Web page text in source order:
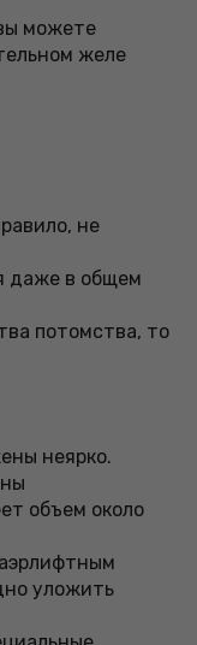
можете
желе
не
даже в общем
потомства, то
неярко.
объем около
уложить